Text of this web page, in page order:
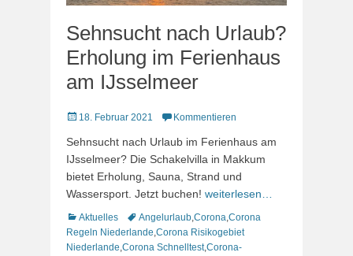
Sehnsucht nach Urlaub?
Erholung im Ferienhaus
am IJsselmeer
Veröffentlicht
18. Februar 2021 Kommentieren
Sehnsucht nach Urlaub im Ferienhaus am
IJsselmeer? Die Schakelvilla in Makkum
bietet Erholung, Sauna, Strand und
Wassersport. Jetzt buchen! weiterlesen…
Kategorien
Aktuelles Schlagworte
Angelurlaub,Corona,Corona
Regeln Niederlande,Corona Risikogebiet
Niederlande,Corona Schnelltest,Corona-